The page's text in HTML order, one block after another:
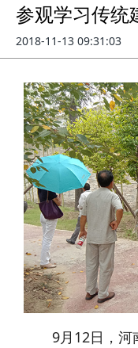
参观学习传统
2018-11-13 09:31:03
9月12日，河